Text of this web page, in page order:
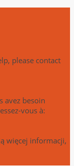
please contact
avez besoin
vous à:
więcej informacji,